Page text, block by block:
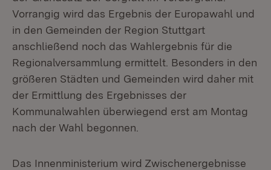
Vorrangig wird das Ergebnis der Europawahl und
in den Gemeinden der Region Stuttgart
anschließend noch das Wahlergebnis für die
Regionalversammlung ermittelt. Besonders in den
größeren Städten und Gemeinden wird daher mit
der Ermittlung des Ergebnisses der
Kommunalwahlen überwiegend erst am Montag
nach der Wahl begonnen.
Das Innenministerium wird Zwischenergebnisse